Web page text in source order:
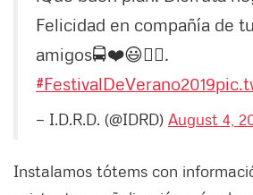
Felicidad en compañía de
amigos🚍❤️😃👍🏻.
#FestivalDeVerano2019
— I.D.R.D. (@IDRD) August 4,
Instalamos tótems con